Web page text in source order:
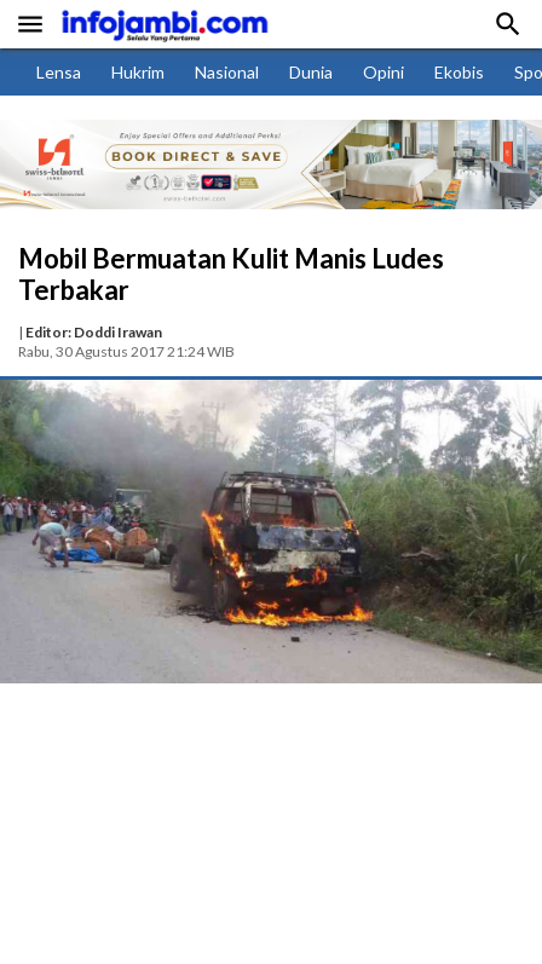
 
Lensa Hukrim Nasional Dunia Opini Ekobis
Mobil Bermuatan Kulit Manis Ludes
Terbakar
| Editor: Doddi Irawan
Rabu, 30 Agustus 2017 21:24 WIB